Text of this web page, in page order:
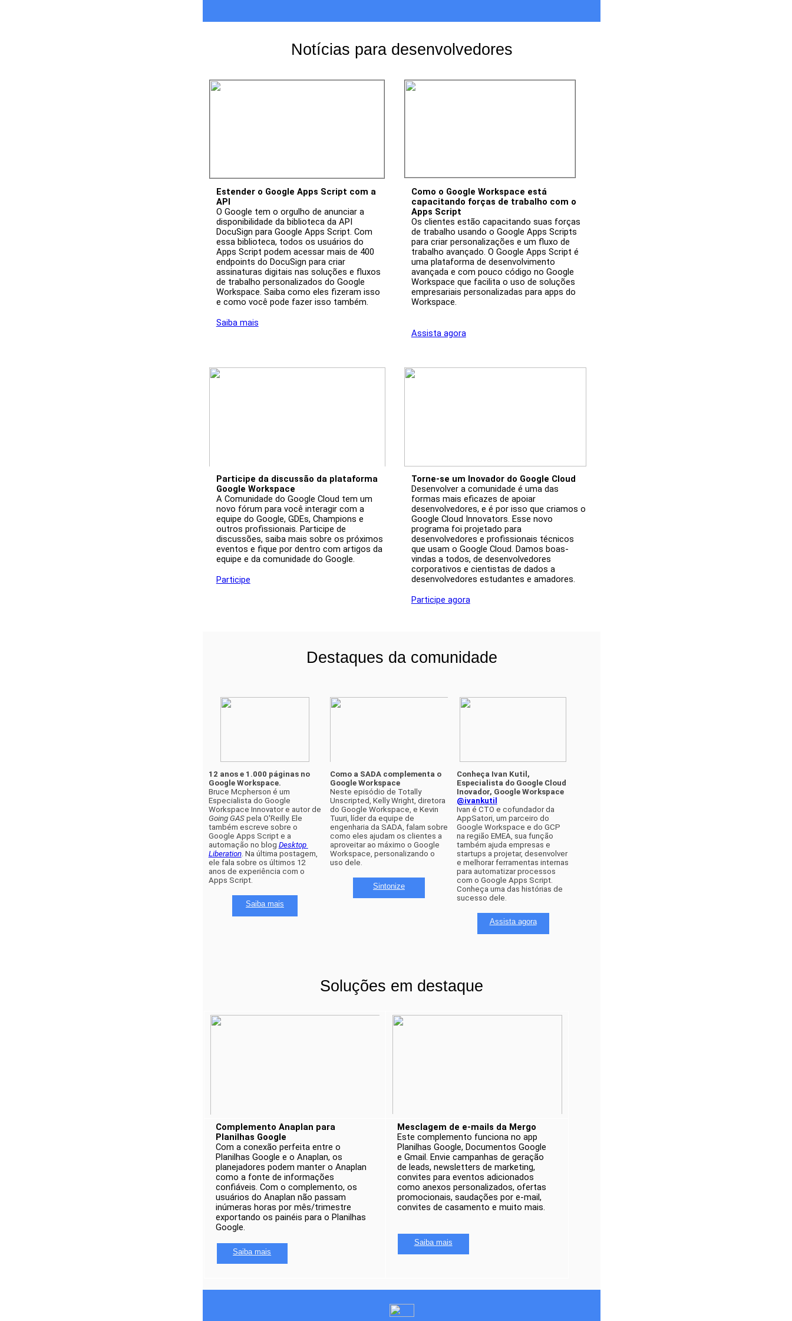
Notícias para desenvolvedores
Estender o Google Apps Script com a
API
O Google tem o orgulho de anunciar a
disponibilidade da biblioteca da API
DocuSign para Google Apps Script. Com
essa biblioteca, todos os usuários do
Apps Script podem acessar mais de 400
endpoints do DocuSign para criar
assinaturas digitais nas soluções e fluxos
de trabalho personalizados do Google
Workspace. Saiba como eles fizeram isso
e como você pode fazer isso também.
Saiba mais
Como o Google Workspace está
capacitando forças de trabalho com o
Apps Script
Os clientes estão capacitando suas forças
de trabalho usando o Google Apps Scripts
para criar personalizações e um fluxo de
trabalho avançado. O Google Apps Script é
uma plataforma de desenvolvimento
avançada e com pouco código no Google
Workspace que facilita o uso de soluções
empresariais personalizadas para apps do
Workspace.
Assista agora
Participe da discussão da plataforma
Google Workspace
A Comunidade do Google Cloud tem um
novo fórum para você interagir com a
equipe do Google, GDEs, Champions e
outros profissionais. Participe de
discussões, saiba mais sobre os próximos
eventos e fique por dentro com artigos da
equipe e da comunidade do Google.
Participe
Torne-se um Inovador do Google Cloud
Desenvolver a comunidade é uma das
formas mais eficazes de apoiar
desenvolvedores, e é por isso que criamos o
Google Cloud Innovators. Esse novo
programa foi projetado para
desenvolvedores e profissionais técnicos
que usam o Google Cloud. Damos boas-
vindas a todos, de desenvolvedores
corporativos e cientistas de dados a
desenvolvedores estudantes e amadores.
Participe agora
Destaques da comunidade
12 anos e 1.000 páginas no
Google Workspace.
Bruce Mcpherson é um
Especialista do Google
Going GAS pela O'Reilly. Ele
também escreve sobre o
Google Apps Script e a
automação no blog Desktop
Liberation. Na última postagem,
ele fala sobre os últimos 12
anos de experiência com o
Apps Script.
Saiba mais
Como a SADA complementa o
Google Workspace
Neste episódio de Totally
Unscripted, Kelly Wright, diretora
do Google Workspace, e Kevin
Tuuri, líder da equipe de
engenharia da SADA, falam sobre
como eles ajudam os clientes a
aproveitar ao máximo o Google
Workspace, personalizando o
uso dele.
Sintonize
Conheça Ivan Kutil,
Especialista do Google Cloud
Inovador, Google Workspace
@ivankutil
Ivan é CTO e cofundador da
AppSatori, um parceiro do
Google Workspace e do GCP
na região EMEA, sua função
também ajuda empresas e
startups a projetar, desenvolver
e melhorar ferramentas internas
para automatizar processos
com o Google Apps Script.
Conheça uma das histórias de
sucesso dele.
Assista agora
Soluções em destaque
Complemento Anaplan para
Planilhas Google
Com a conexão perfeita entre o
Planilhas Google e o Anaplan, os
planejadores podem manter o Anaplan
como a fonte de informações
confiáveis. Com o complemento, os
usuários do Anaplan não passam
inúmeras horas por mês/trimestre
exportando os painéis para o Planilhas
Google.
Saiba mais
Mesclagem de e-mails da Mergo
Este complemento funciona no app
Planilhas Google, Documentos Google
e Gmail. Envie campanhas de geração
de leads, newsletters de marketing,
convites para eventos adicionados
como anexos personalizados, ofertas
promocionais, saudações por e-mail,
convites de casamento e muito mais.
Saiba mais